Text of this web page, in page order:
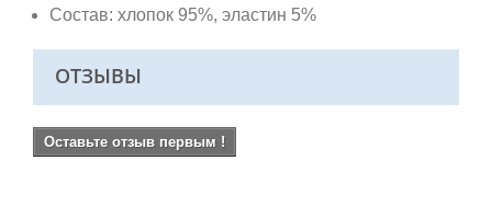
Состав: хлопок 95%, эластин 5%
ОТЗЫВЫ
Оставьте отзыв первым !